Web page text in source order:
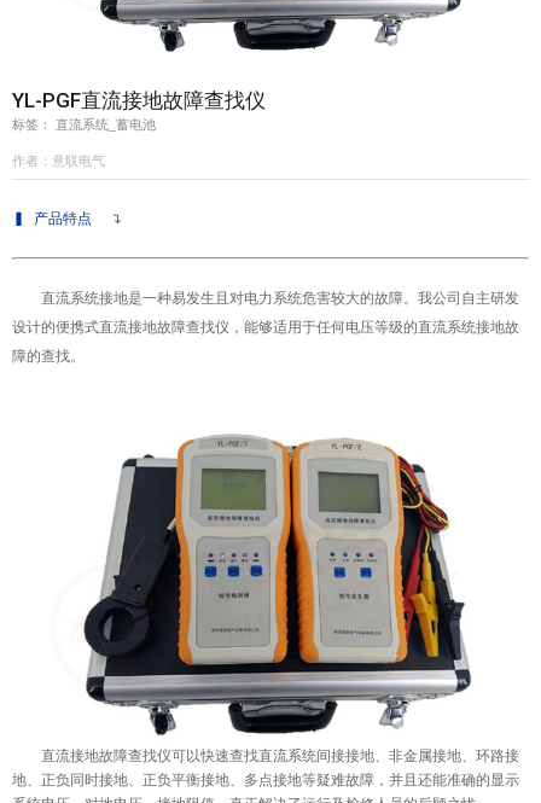
修试辅助设备
YL-PGF直流接地故障查找仪
标签： 直流系统_蓄电池
作者：意联电气
产品特点 ↴
直流系统接地是一种易发生且对电力系统危害较大的故障。我公司自主研发
设计的便携式直流接地故障查找仪 ，能够适用于任何电压等级的直流系统接地故
障的查找。
直流接地故障查找仪可以快速查找直流系统间接接地、非金属接地、环路接
地、正负同时接地、正负平衡接地、多点接地等疑难故障，并且还能准确的显示